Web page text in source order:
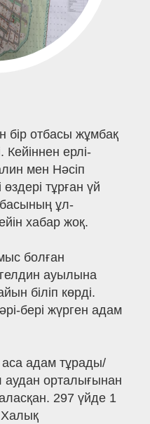
бір отбасы жұмбақ
Кейіннен ерлі-
мен Нәсіп
тұрған үй
ұл-
хабар жоқ.
болған
ауылына
біліп көрді.
бері жүрген адам
адам тұрады/
орталығынан
297 үйде 1